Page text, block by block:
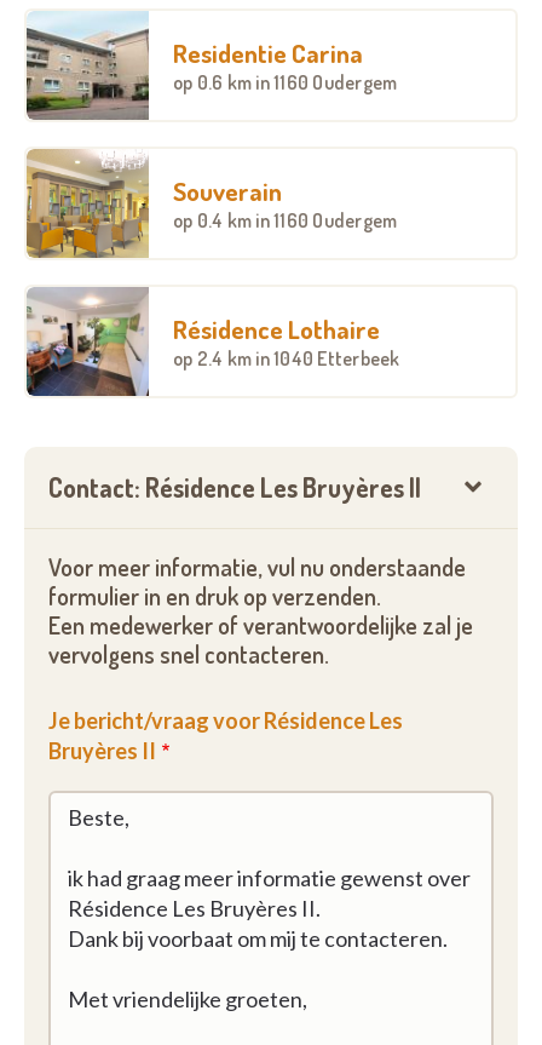
Residentie Carina
op 0.6 km in 1160 Oudergem
Souverain
op 0.4 km in 1160 Oudergem
Résidence Lothaire
op 2.4 km in 1040 Etterbeek
Contact: Résidence Les Bruyères II
Voor meer informatie, vul nu onderstaande
formulier in en druk op verzenden.
Een medewerker of verantwoordelijke zal je
vervolgens snel contacteren.
Je bericht/vraag voor Résidence Les
Bruyères II